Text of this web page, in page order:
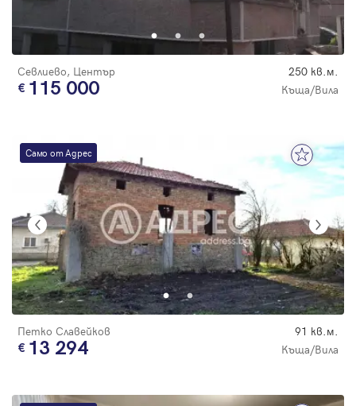
Севлиево, Център 250 кв.м.
115 000 Къща/Вила
Само от Адрес
Петко Славейков 91 кв.м.
13 294 Къща/Вила
Парола
Забравена парола
Регистрация